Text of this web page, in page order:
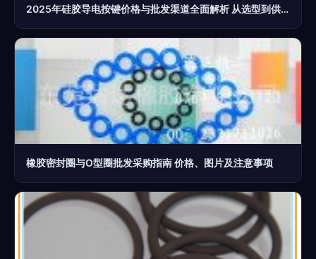
2025年硅胶导电按键价格与批发渠道全面解析 从选型到供应厂家一键指南
橡胶密封圈与O型圈批发采购指南 价格、图片及注意事项